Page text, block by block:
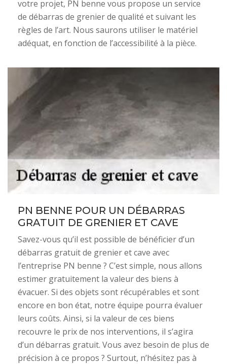
votre projet, PN benne vous propose un service
de débarras de grenier de qualité et suivant les
règles de l’art. Nous saurons utiliser le matériel
adéquat, en fonction de l’accessibilité à la pièce.
PN BENNE POUR UN DÉBARRAS
GRATUIT DE GRENIER ET CAVE
Savez-vous qu’il est possible de bénéficier d’un
débarras gratuit de grenier et cave avec
l’entreprise PN benne ? C’est simple, nous allons
estimer gratuitement la valeur des biens à
évacuer. Si des objets sont récupérables et sont
encore en bon état, notre équipe pourra évaluer
leurs coûts. Ainsi, si la valeur de ces biens
recouvre le prix de nos interventions, il s’agira
d’un débarras gratuit. Vous avez besoin de plus de
précision à ce propos ? Surtout, n’hésitez pas à